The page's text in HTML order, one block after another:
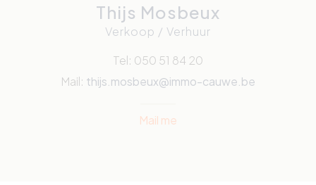
Thijs Mosbeux
Verkoop / Verhuur
Tel: 050 51 84 20
Mail: thijs.mosbeux@immo-cauwe.be
Mail me